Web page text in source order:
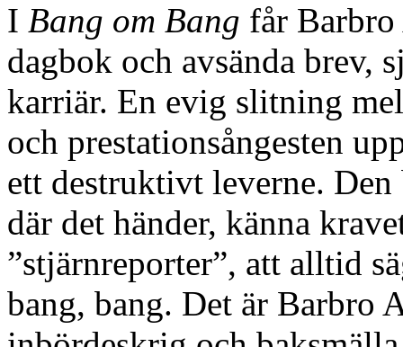
I Bang om Bang får
dagbok och avsända brev,
karriär. En evig slitning
och prestationsångesten
ett destruktivt leverne.
där det händer, känna
”stjärnreporter”, att alltid
bang, bang. Det är Barbro